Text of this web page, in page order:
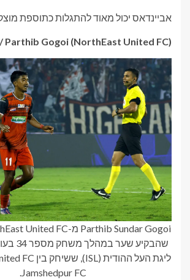
אביינדאס יכול מאוד להתגלות כתוספת
Parthib Gogoi (NorthEast United FC)
Jamshedpur FC.